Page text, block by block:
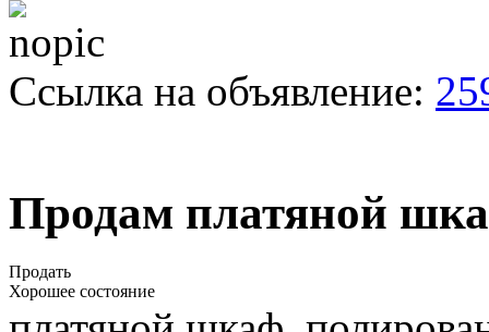
Ссылка на объявление:
Продам платяной
Продать
Хорошее состояние